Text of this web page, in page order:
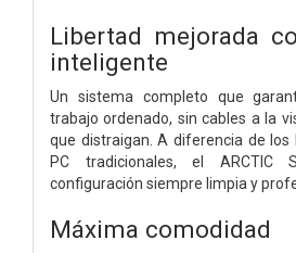
Libertad mejorada
inteligente
Un sistema completo que
trabajo ordenado, sin cables a la
que distraigan. A diferencia de los
PC tradicionales, el ARCTIC
configuración siempre limpia y
Máxima comodidad